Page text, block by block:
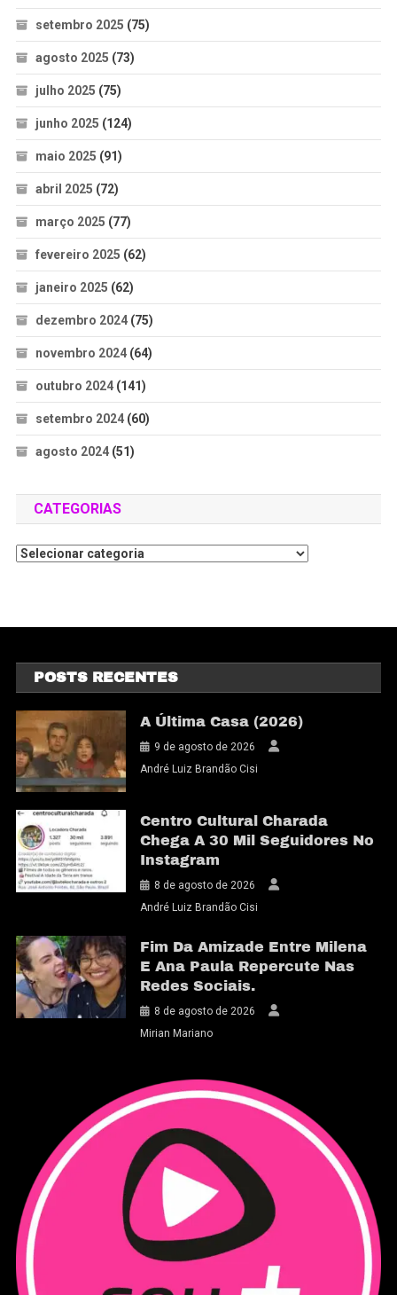
setembro 2025 (75)
agosto 2025 (73)
julho 2025 (75)
junho 2025 (124)
maio 2025 (91)
abril 2025 (72)
março 2025 (77)
fevereiro 2025 (62)
janeiro 2025 (62)
dezembro 2024(75)
novembro 2024(64)
outubro 2024(141)
setembro 2024(60)
agosto 2024(51)
CATEGORIAS
POSTS RECENTES
A Última Casa (2026)
9 de agosto de 2026
André Luiz Brandão Cisi
Centro Cultural Charada
Chega A 30 Mil Seguidores No
Instagram
8 de agosto de 2026
André Luiz Brandão Cisi
Fim Da Amizade Entre Milena
E Ana Paula Repercute Nas
Redes Sociais.
8 de agosto de 2026
Mirian Mariano